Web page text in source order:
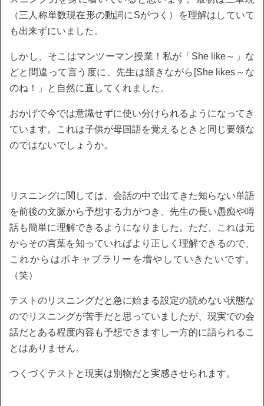
（三人称単数現在形の動詞にSがつく）を理解はしていて
も出来ずにいました。
しかし、そこはマンツーマン授業！私が「She like～」な
どと間違って言う度に、先生は頷きながら[She likes～な
のね！」と自然に直してくれました。
おかげで今では意識せずに使い分けられるようになってき
ています。これは子供が母国語を覚えるときと同じ要領な
のではないでしょうか。
リスニングに関しては、会話の中で出てきた知らない単語
を前後の文脈から予想する力がつき、先生の長い愚痴や噂
話も簡単に理解できるようになりました。ただ、これは元
からその言葉を知っていればより正しく理解できるので、
これからはボキャブラリーを増やしていきたいです。
（笑）
テストのリスニングだと急に始まる設定の読めない状態な
のでリスニングが苦手だと思っていましたが、現実での会
話だとある程度内容も予想できますし一方的に語られるこ
とはありません。
つくづくテストと現実は別物だと実感させられます。